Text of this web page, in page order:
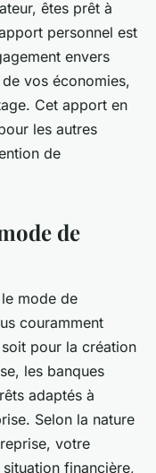
êtes prêt à
personnel est
envers
vos économies,
Cet apport en
les autres
de
de
mode de
couramment
pour la création
les banques
adaptés à
Selon la nature
votre
financière,